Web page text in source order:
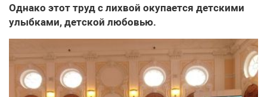
Однако этот труд с лихвой окупается детскими
улыбками, детской любовью.